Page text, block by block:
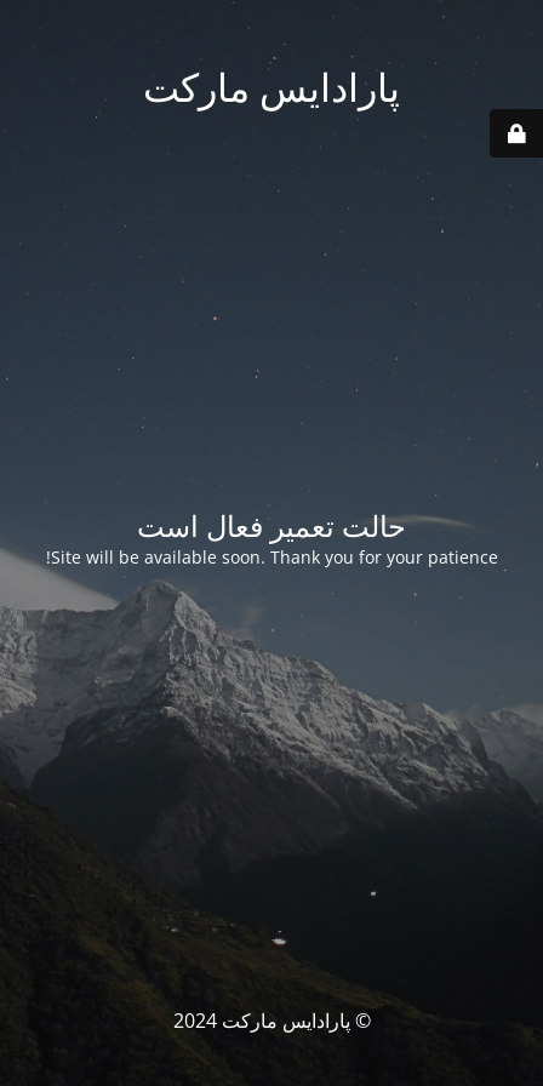
پارادایس مارکت
حالت تعمیر فعال است
Site will be available soon. Thank you for your patience!
© پارادایس مارکت 2024